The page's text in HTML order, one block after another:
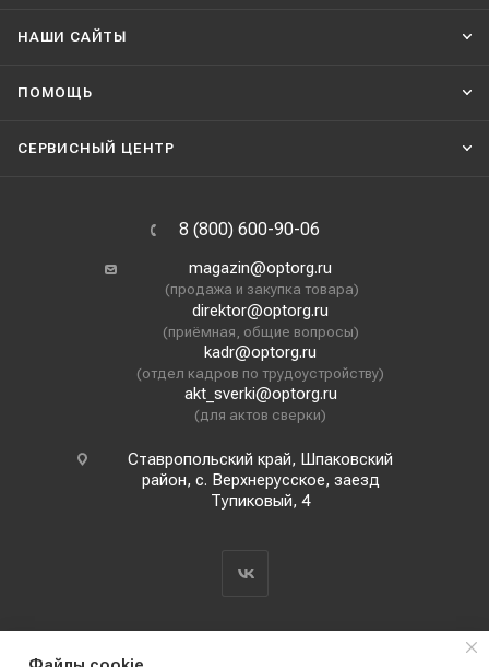
НАШИ CАЙТЫ
ПОМОЩЬ
СЕРВИСНЫЙ ЦЕНТР
8 (800) 600-90-06
magazin@optorg.ru
(продажа и закупка товара)
direktor@optorg.ru
(приёмная, общие вопросы)
kadr@optorg.ru
(отдел кадров по трудоустройству)
akt_sverki@optorg.ru
(для актов сверки)
Ставропольский край, Шпаковский
район, с. Верхнерусское, заезд
Тупиковый, 4